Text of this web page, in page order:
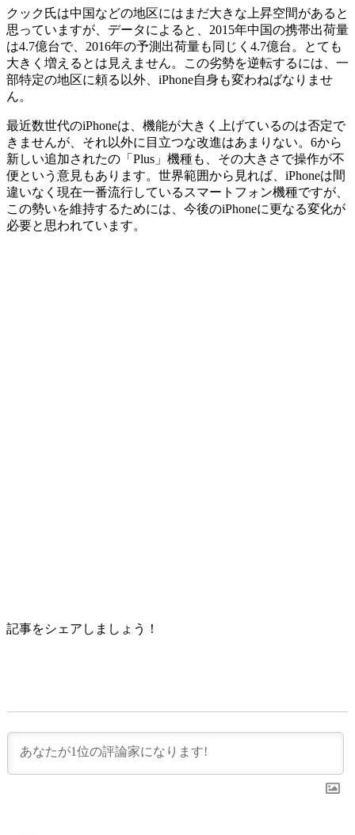
クック氏は中国などの地区にはまだ大きな上昇空間があると
思っていますが、データによると、2015年中国の携帯出荷量
は4.7億台で、2016年の予測出荷量も同じく4.7億台。とても
大きく増えるとは見えません。この劣勢を逆転するには、一
部特定の地区に頼る以外、iPhone自身も変わねばなりませ
ん。
最近数世代のiPhoneは、機能が大きく上げているのは否定で
きませんが、それ以外に目立つな改進はあまりない。6から
新しい追加されたの「Plus」機種も、その大きさで操作が不
便という意見もあります。世界範囲から見れば、iPhoneは間
違いなく現在一番流行しているスマートフォン機種ですが、
この勢いを維持するためには、今後のiPhoneに更なる変化が
必要と思われています。
記事をシェアしましょう！